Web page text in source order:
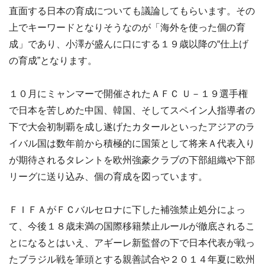
直面する日本の育成についても議論してもらいます。その
上でキーワードとなりそうなのが「海外を使った個の育
成」であり、小澤が盛んに口にする１９歳以降の“仕上げ
の育成”となります。
１０月にミャンマーで開催されたＡＦＣ Ｕ－１９選手権
で日本を苦しめた中国、韓国、そしてスペイン人指導者の
下で大会初制覇を成し遂げたカタールといったアジアのラ
イバル国は数年前から積極的に国策として将来Ａ代表入り
が期待されるタレントを欧州強豪クラブの下部組織や下部
リーグに送り込み、個の育成を図っています。
ＦＩＦＡがＦＣバルセロナに下した補強禁止処分によっ
て、今後１８歳未満の国際移籍禁止ルールが徹底されるこ
とになるとはいえ、アギーレ新監督の下で日本代表が戦っ
たブラジル戦を筆頭とする親善試合や２０１４年夏に欧州